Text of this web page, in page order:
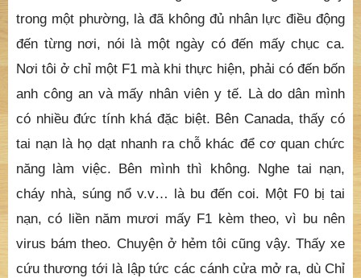
trong một phường, là đã không đủ nhân lực điều động
đến từng nơi, nói là một ngày có đến mấy chục ca.
Nơi tôi ở chỉ một F1 mà khi thực hiện, phải có đến bốn
anh công an và mấy nhân viên y tế. Là do dân mình
có nhiều đức tính khá đặc biệt. Bên Canada, thấy có
tai nạn là họ dạt nhanh ra chỗ khác để cơ quan chức
năng làm việc. Bên mình thì không. Nghe tai nạn,
cháy nhà, súng nổ v.v… là bu đến coi. Một F0 bị tai
nạn, có liền năm mươi mấy F1 kèm theo, vì bu nên
virus bám theo. Chuyện ở hẻm tôi cũng vậy. Thấy xe
cứu thương tới là lập tức các cánh cửa mở ra, dù Chỉ